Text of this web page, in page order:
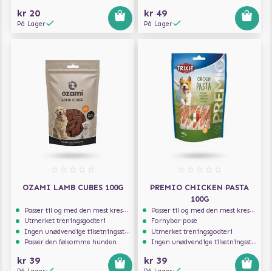
kr 20
På Lager
kr 49
På Lager
OZAMI LAMB CUBES 100G
Passer til og med den mest kresne hunden
Utmerket treningsgodteri
Ingen unødvendige tilsetningsstoffer
Passer den følsomme hunden
kr 39
PREMIO CHICKEN PASTA
100G
Passer til og med den mest kresne hunden
Fornybar pose
Utmerket treningsgodteri
Ingen unødvendige tilsetningsstoffer
kr 39